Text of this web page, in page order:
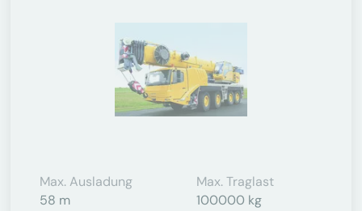
Max. Ausladung
58 m
Max. Traglast
100000 kg